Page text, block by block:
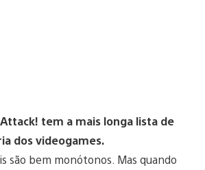
tem a mais longa lista de
dos videogames.
são bem monótonos. Mas quando